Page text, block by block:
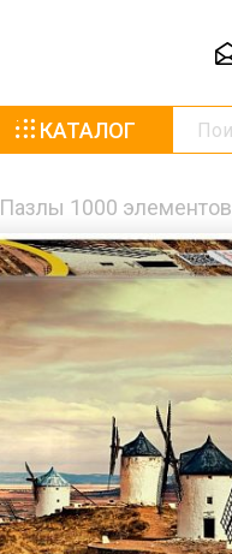
КАТАЛОГ
Пазлы 1000 элементов